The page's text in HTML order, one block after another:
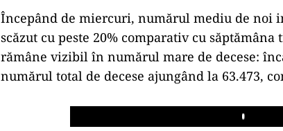
Începând de miercuri, numărul mediu de noi
scăzut cu peste 20% comparativ cu
rămâne vizibil în numărul mare de decese:
numărul total de decese ajungând la 63.473,
Play